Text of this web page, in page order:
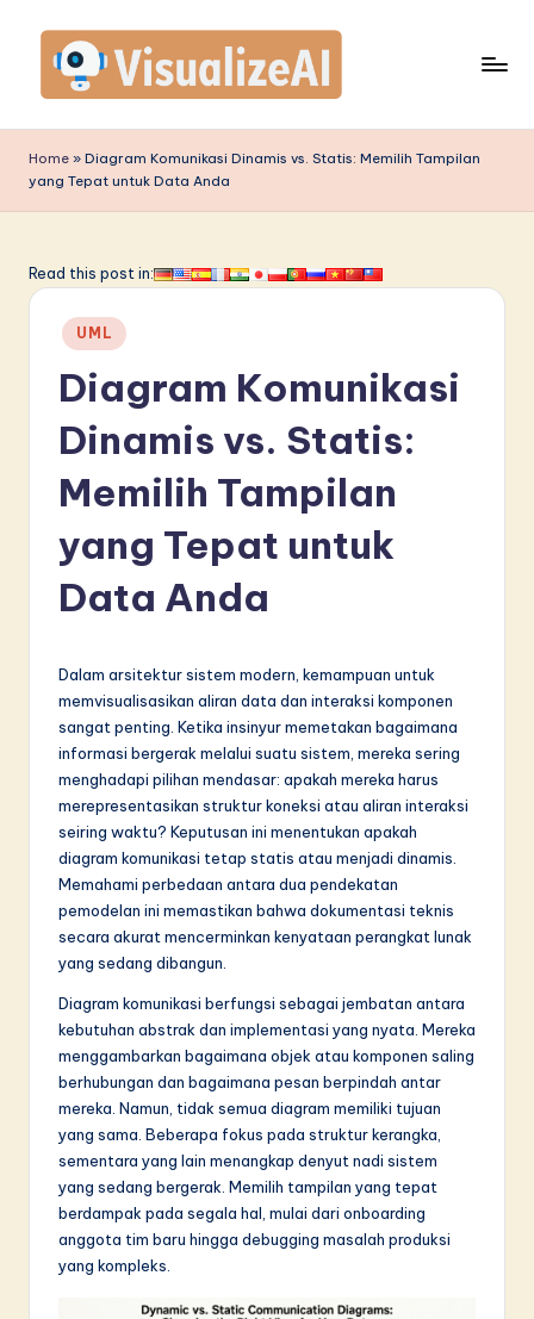
content
is
u
li
A
d
si
L
in
A
&
S
Home » Diagram Komunikasi Dinamis vs. Statis: Memilih Tampilan
yang Tepat untuk Data Anda
Read this post in:
Posted
in
UML
Diagram Komunikasi
Dinamis vs. Statis:
Memilih Tampilan
yang Tepat untuk
Data Anda
Dalam arsitektur sistem modern, kemampuan untuk
memvisualisasikan aliran data dan interaksi komponen
sangat penting. Ketika insinyur memetakan bagaimana
informasi bergerak melalui suatu sistem, mereka sering
menghadapi pilihan mendasar: apakah mereka harus
merepresentasikan struktur koneksi atau aliran interaksi
seiring waktu? Keputusan ini menentukan apakah
diagram komunikasi tetap statis atau menjadi dinamis.
Memahami perbedaan antara dua pendekatan
pemodelan ini memastikan bahwa dokumentasi teknis
secara akurat mencerminkan kenyataan perangkat lunak
yang sedang dibangun.
Diagram komunikasi berfungsi sebagai jembatan antara
kebutuhan abstrak dan implementasi yang nyata. Mereka
menggambarkan bagaimana objek atau komponen saling
berhubungan dan bagaimana pesan berpindah antar
mereka. Namun, tidak semua diagram memiliki tujuan
yang sama. Beberapa fokus pada struktur kerangka,
sementara yang lain menangkap denyut nadi sistem
yang sedang bergerak. Memilih tampilan yang tepat
berdampak pada segala hal, mulai dari onboarding
anggota tim baru hingga debugging masalah produksi
yang kompleks.